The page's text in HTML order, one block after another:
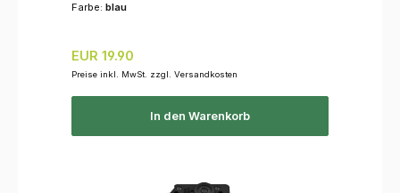
Farbe: blau
Regulärer Preis:
EUR 19.90
Preise inkl. MwSt. zzgl. Versandkosten
In den Warenkorb